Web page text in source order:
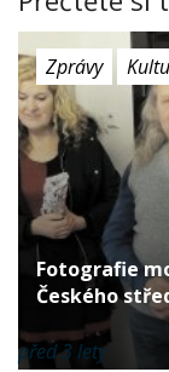
Zprávy
Fotografie
Českého
před 3 lety